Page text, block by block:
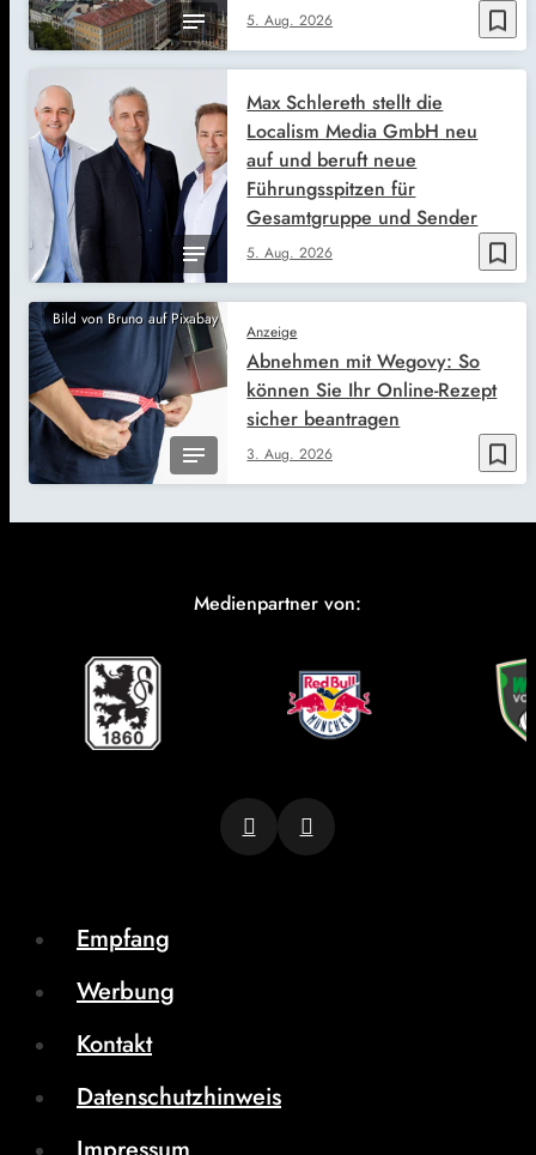
bookmark_border
5. Aug. 2026
bookmark_border
5. Aug. 2026
Max Schlereth stellt die
Localism Media GmbH neu
auf und beruft neue
Führungsspitzen für
Gesamtgruppe und Sender
Bild von Bruno auf Pixabay
bookmark_border
Anzeige
3. Aug. 2026
Abnehmen mit Wegovy: So
können Sie Ihr Online-Rezept
sicher beantragen
Medienpartner von:
Empfang
Werbung
Kontakt
Datenschutzhinweis